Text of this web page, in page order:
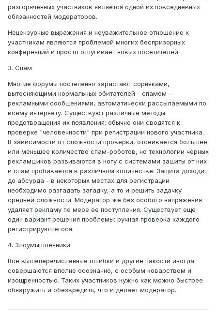
разгоряченных участников является одной из повседневных
обязанностей модераторов.
Нецензурные выражения и неуважительное отношение к
участникам являются проблемой многих беспризорных
конференций и просто отпугивает новых посетителей.
3. Спам
Многие форумы постепенно зарастают сорняками,
вытесняющими нормальных обитателей - спамом -
рекламными сообщениями, автоматически рассылаемыми по
всему интернету. Существуют различные методы
предотвращения их появления; обычно они сводятся к
проверке "человечности" при регистрации нового участника.
В зависимости от сложности проверки, отсеивается большее
или меньшее количество спам-роботов, но технологии черных
рекламщиков развиваются в ногу с системами защиты от них
и спам пробивается в различном количестве. Защита доходит
до абсурда - в некоторых местах для регистрации
необходимо разгадать загадку, а то и решить задачку
средней сложности. Модератор же без особого напряжения
удаляет рекламу по мере ее поступления. Существует еще
один вариант решения проблемы: ручная проверка каждого
регистрирующегося.
4. Злоумышленники
Все вышеперечисленные ошибки и другие пакости иногда
совершаются вполне осознанно, с особым коварством и
изощренностью. Таких участников нужно как можно быстрее
обнаружить и обезвредить, что и делает модератор.